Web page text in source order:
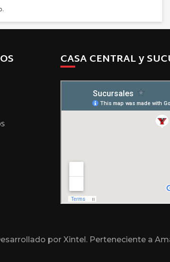
CASA CENTRAL y
por Xintel. Perteneciente a